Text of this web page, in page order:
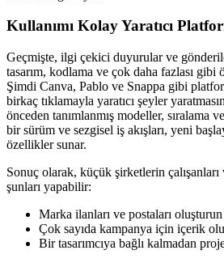
Kullanımı Kolay Yaratıcı
Geçmişte, ilgi çekici duyurular ve
tasarım, kodlama ve çok daha fazlası gibi
Şimdi Canva, Pablo ve Snappa gibi
birkaç tıklamayla yaratıcı şeyler
önceden tanımlanmış modeller, sıralama
bir sürüm ve sezgisel iş akışları, yeni
özellikler sunar.
Sonuç olarak, küçük şirketlerin
şunları yapabilir:
Marka ilanları ve postaları oluşturun
Çok sayıda kampanya için içerik
Bir tasarımcıya bağlı kalmadan